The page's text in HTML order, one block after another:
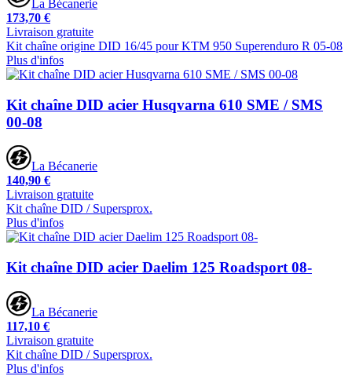
La Bécanerie
173,70 €
Livraison gratuite
Kit chaîne origine DID 16/45 pour KTM 950 Superenduro R 05-08
Plus d'infos
Kit chaîne DID acier Husqvarna 610 SME / SMS
00-08
La Bécanerie
140,90 €
Livraison gratuite
Kit chaîne DID / Supersprox.
Plus d'infos
Kit chaîne DID acier Daelim 125 Roadsport 08-
La Bécanerie
117,10 €
Livraison gratuite
Kit chaîne DID / Supersprox.
Plus d'infos